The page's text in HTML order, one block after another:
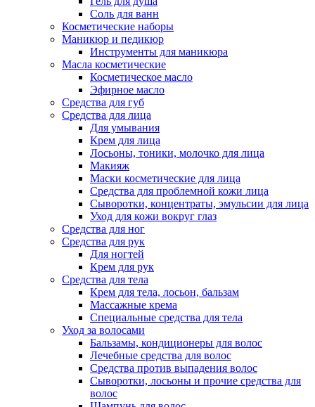
Соль для ванн
Косметические наборы
Маникюр и педикюр
Инструменты для маникюра
Масла косметические
Косметическое масло
Эфирное масло
Средства для губ
Средства для лица
Для умывания
Крем для лица
Лосьоны, тоники, молочко для лица
Макияж
Маски косметические для лица
Средства для проблемной кожи лица
Сыворотки, концентраты, эмульсии для лица
Уход для кожи вокруг глаз
Средства для ног
Средства для рук
Для ногтей
Крем для рук
Средства для тела
Крем для тела, лосьон, бальзам
Массажные крема
Специальные средства для тела
Уход за волосами
Бальзамы, кондиционеры для волос
Лечебные средства для волос
Средства против выпадения волос
Сыворотки, лосьоны и прочие средства для
волос